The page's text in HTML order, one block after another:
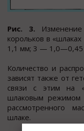
Рис. 3.
корольков в
1,1 мм; 3 —
Количество и
зависят также от
связи с этим на
шлаковым режимом
рассмотренного
шлаке.